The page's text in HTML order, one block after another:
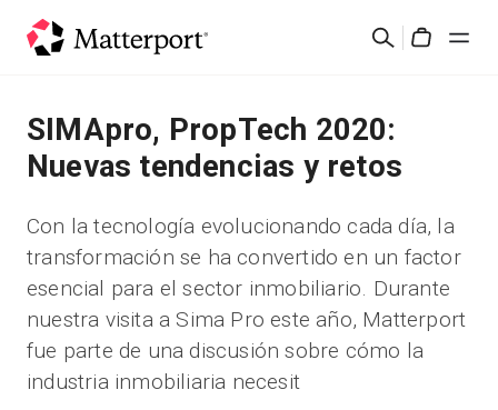
Buscar
Soluciones
Productos
Novedades
SIMApro, PropTech 2020:
Nuevas tendencias y retos
Con la tecnología evolucionando cada día, la
transformación se ha convertido en un factor
esencial para el sector inmobiliario. Durante
nuestra visita a Sima Pro este año, Matterport
fue parte de una discusión sobre cómo la
industria inmobiliaria necesit